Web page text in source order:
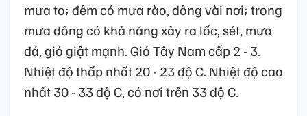
mưa to; đêm có mưa rào, dông vài nơi; trong
mưa dông có khả năng xảy ra lốc, sét, mưa
đá, gió giật mạnh. Gió Tây Nam cấp 2 - 3.
Nhiệt độ thấp nhất 20 - 23 độ C. Nhiệt độ cao
nhất 30 - 33 độ C, có nơi trên 33 độ C.